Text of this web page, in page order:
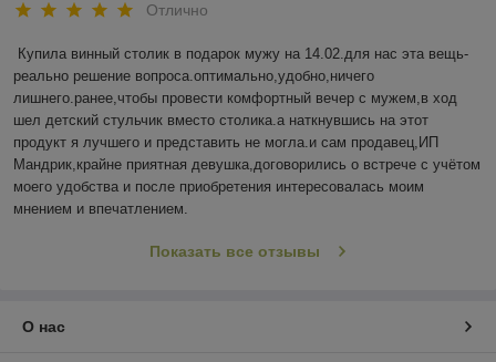
Отлично
Купила винный столик в подарок мужу на 14.02.для нас эта вещь-
реально решение вопроса.оптимально,удобно,ничего
лишнего.ранее,чтобы провести комфортный вечер с мужем,в ход
шел детский стульчик вместо столика.а наткнувшись на этот
продукт я лучшего и представить не могла.и сам продавец,ИП
Мандрик,крайне приятная девушка,договорились о встрече с учётом
моего удобства и после приобретения интересовалась моим
мнением и впечатлением.
Показать все отзывы
О нас